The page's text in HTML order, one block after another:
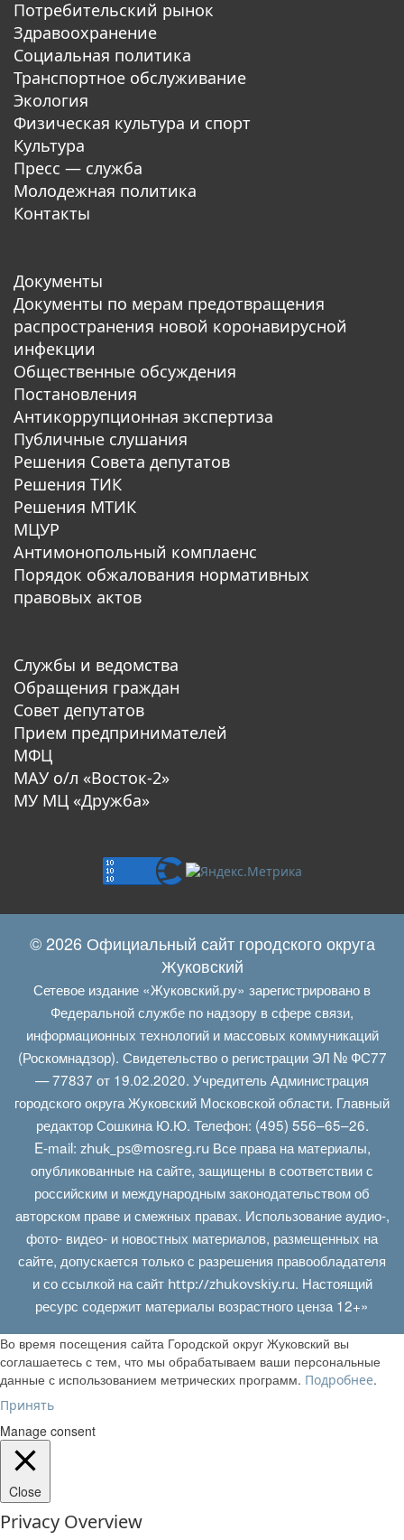
Потребительский рынок
Здравоохранение
Социальная политика
Транспортное обслуживание
Экология
Физическая культура и спорт
Культура
Пресс — служба
Молодежная политика
Контакты
Документы
Документы по мерам предотвращения
распространения новой коронавирусной
инфекции
Общественные обсуждения
Постановления
Антикоррупционная экспертиза
Публичные слушания
Решения Совета депутатов
Решения ТИК
Решения МТИК
МЦУР
Антимонопольный комплаенс
Порядок обжалования нормативных
правовых актов
Службы и ведомства
Обращения граждан
Совет депутатов
Прием предпринимателей
МФЦ
МАУ о/л «Восток-2»
МУ МЦ «Дружба»
© 2026 Официальный сайт городского округа
Жуковский
Сетевое издание «Жуковский.ру» зарегистрировано в
Федеральной службе по надзору в сфере связи,
информационных технологий и массовых коммуникаций
(Роскомнадзор). Свидетельство о регистрации ЭЛ № ФС77
— 77837 от 19.02.2020. Учредитель Администрация
городского округа Жуковский Московской области. Главный
редактор Сошкина Ю.Ю. Телефон: (495) 556–65–26.
E‑mail: zhuk_ps@mosreg.ruВсе права на материалы,
опубликованные на сайте, защищены в соответствии с
российским и международным законодательством об
авторском праве и смежных правах. Использование аудио-,
фото- видео- и новостных материалов, размещенных на
сайте, допускается только с разрешения правообладателя
и со ссылкой на сайт http://zhukovskiy.ru. Настоящий
ресурс содержит материалы возрастного ценза 12+»
Во время посещения сайта Городской округ Жуковский вы
соглашаетесь с тем, что мы обрабатываем ваши персональные
данные с использованием метрических программ. Подробнее.
Принять
Manage consent
Close
Privacy Overview